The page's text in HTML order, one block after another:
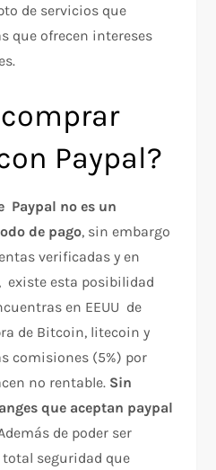
de servicios que
que ofrecen intereses
Paypal?
Paypal no es un
de pago, sin embargo
verificadas y en
esta posibilidad
en EEUU de
de Bitcoin, litecoin y
comisiones (5%) por
no rentable. Sin
que aceptan paypal
de poder ser
seguridad que